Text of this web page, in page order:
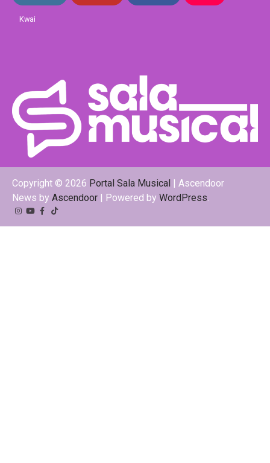
Kwai
Copyright © 2026 Portal Sala Musical | Ascendoor
News by Ascendoor | Powered by WordPress
Instagram
YouTube
Facebook
Tiktok